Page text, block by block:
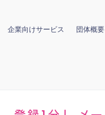
企業向けサービス 団体概要